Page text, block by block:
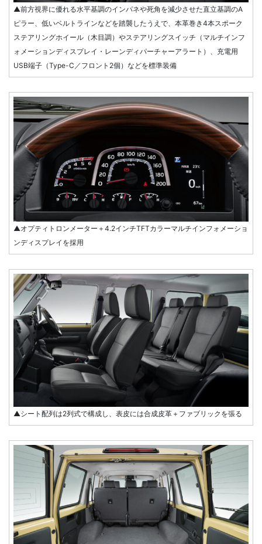
▲前方視界に優れる水平基調のインパネや死角を減少させた直立基調のA
ピラー、低いベルトラインなどを踏襲したうえで、本革巻き4本スポーク
ステアリングホイール（木目調）やステアリングスイッチ（マルチインフ
ォメーションディスプレイ・レーンディパーチャーアラート）、充電用
USB端子（Type-C／フロント2個）などを標準装備
▲オプティトロンメーター＋4.2インチTFTカラーマルチインフォメーショ
ンディスプレイを採用
▲シート配列は2列式で構成し、表皮には合成皮革＋ファブリックを張る